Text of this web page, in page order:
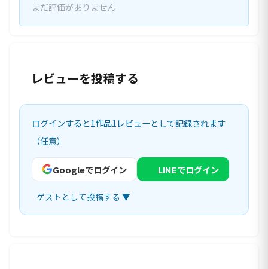
まだ評価がありません
レビューを投稿する
ログインすると1作品1レビューとして記録されます
（任意）
Googleでログイン LINEでログイン
ゲストとして投稿する ▼